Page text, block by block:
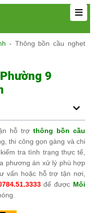
- Thông bồn cầu nghẹt
9
hỗ trợthông bồn cầu
thi công gọn gàng và chi
tra tình trạng thực tế,
phương án xử lý phù hợp
vấn hoặc hỗ trợ tận nơi,
để được Môi